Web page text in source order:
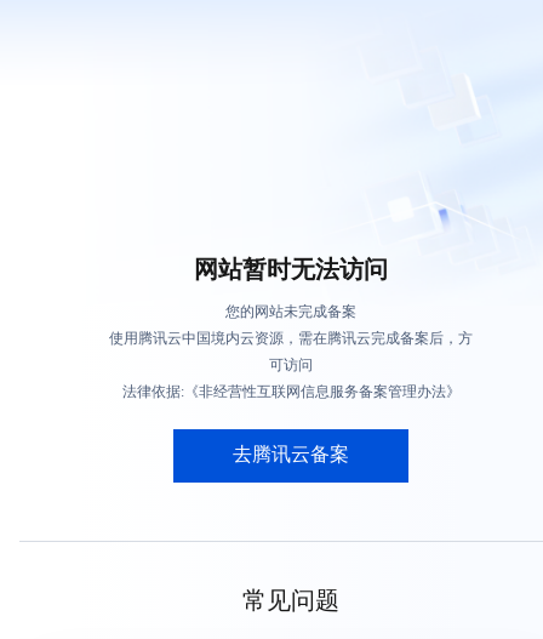
网站暂时无法访问
您的网站未完成备案
使用腾讯云中国境内云资源，需在腾讯云完成备案后，方
可访问
法律依据:《非经营性互联网信息服务备案管理办法》
去腾讯云备案
常见问题